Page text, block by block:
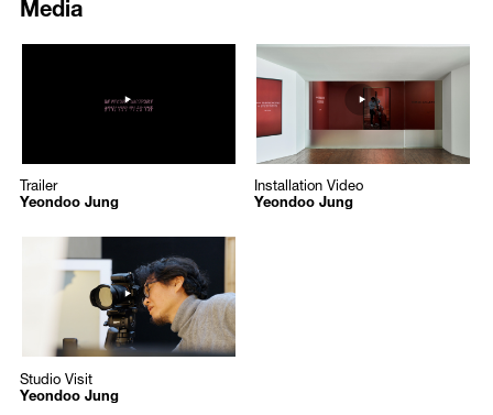
flourish in the exhibition space. Jung, a self-taught brewer ofmakgeolli
(a traditional Korean alcoholic beverage), connects the rhythms of this
celebrated drink to blues music in general. Scrutinizing the
fermentation process of
, which requires combination of rice
, Jung observes that this is not
merely a chemical and culinary phenomenon but echoes elements of
cosmology, the fermentation resembling a divine realm accessible only
through the dynamic between natural bodies, what the artist describes
popping bubbles, while the flour dough rises into a sourdough—like the
breath of a performer—flowing in tandem with the sound of the
saxophone. Adjacent to this work is
photographic series capturing goblin-like, crooked contours resembling
faces that emerge in the white gaseous bubbles formed during the
fermentation ofmeju(a traditional Korean fermented soybean block)—
a process itself born of the interaction between beans and the exotic
bacterium bacillus. Discovering human likenesses in the traces of
이루어지는 발효의 섭리가 요리의 영역이라기 보다는 간절히 바랄 수밖
스 음악과 연결시켰다. 막걸리 기포가 터지는 박자에 맞춰 드럼이 연주
되고, 사워도우가 되기 위해 부풀어 오르는 밀가루 반죽은 연주자의 숨
처럼 색소폰 소리와 함께 흐른다. 나란히 전시되는 〈바실러스 초상〉
(2025)은 메주를 만들 때 콩이 이국적인 바실러스 균과 만나 발효되어
피어오른 하얀 거품에서 도깨비 같이 삐뚤삐뚤한 얼굴들을 포착한 사진
연작이다. 이렇듯 작가는 발효의 흔적에서 우리와 닮은 모습을 찾아내
며 다름과 닮음이 공존하는 경이로운 자연의 섭리를 친근하고 익살스럽
게 전환시킨다.
피아노가 연주되는 동안 퍼커셔니스트는 음악에 맞춰 밀가루를 흩뿌리
며 우주를 연상시키는 화면을 만들어낸다. 이 창조의 몸짓 곁에는 은하
와 성운처럼 보이는 사진들이 걸려 있는데, 이는 옆에 자리한 영상이 설
명하듯 빵을 만들 때 사용하는 밀가루를 검은 대리석 위에 털어내어 만
든 이미지이다. 소망하고 축하하듯 두 손을 비비고 박수를 치며 광활한
우주를 만들었건만 이를 이룬 물질은 알고 보면 밀가루라는, 가벼움과
무거움, 장난기와 엄숙함을 뒤섞는 작가 특유의 역설적 화법은 전시 전
https://www.youtube.com/embed/2RxIgJvnaxU?autoplay=1
/upload/media/aa831960805e9b4d5295ce6727dfd259.jpg
Trailer
Trailer
Yeondoo Jung
305
https://www.youtube.com/
/upload/media/
Yeondoo Jung
Yeondoo Jung
Installation Video
Installation Video
Yeondoo Jung
https://www.youtube.com/embed/4Xh2ruHmMRg?autoplay=1
/upload/media/9bcc670ef674a791d7aa41e96b4c8eb2.jpg
Yeondoo Jung
Yeondoo Jung
Studio Visit
Studio Visit
Yeondoo Jung